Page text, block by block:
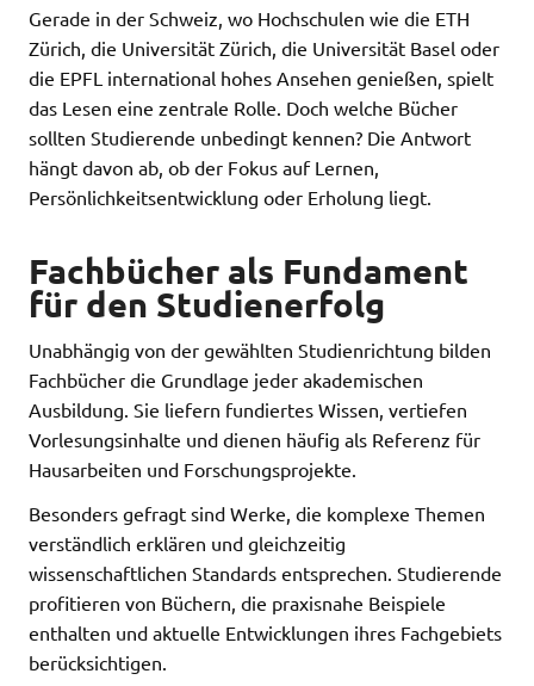
Gerade in der Schweiz, wo Hochschulen wie die ETH
Zürich, die Universität Zürich, die Universität Basel oder
die EPFL international hohes Ansehen genießen, spielt
das Lesen eine zentrale Rolle. Doch welche Bücher
sollten Studierende unbedingt kennen? Die Antwort
hängt davon ab, ob der Fokus auf Lernen,
Persönlichkeitsentwicklung oder Erholung liegt.
Fachbücher als Fundament
für den Studienerfolg
Unabhängig von der gewählten Studienrichtung bilden
Fachbücher die Grundlage jeder akademischen
Ausbildung. Sie liefern fundiertes Wissen, vertiefen
Vorlesungsinhalte und dienen häufig als Referenz für
Hausarbeiten und Forschungsprojekte.
Besonders gefragt sind Werke, die komplexe Themen
verständlich erklären und gleichzeitig
wissenschaftlichen Standards entsprechen. Studierende
profitieren von Büchern, die praxisnahe Beispiele
enthalten und aktuelle Entwicklungen ihres Fachgebiets
berücksichtigen.